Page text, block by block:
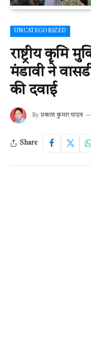
UNCATEGORIZED
राष्ट्रीय कृमि
मंडावी ने
की दवाई
By प्रकाश कुमार यादव
Share